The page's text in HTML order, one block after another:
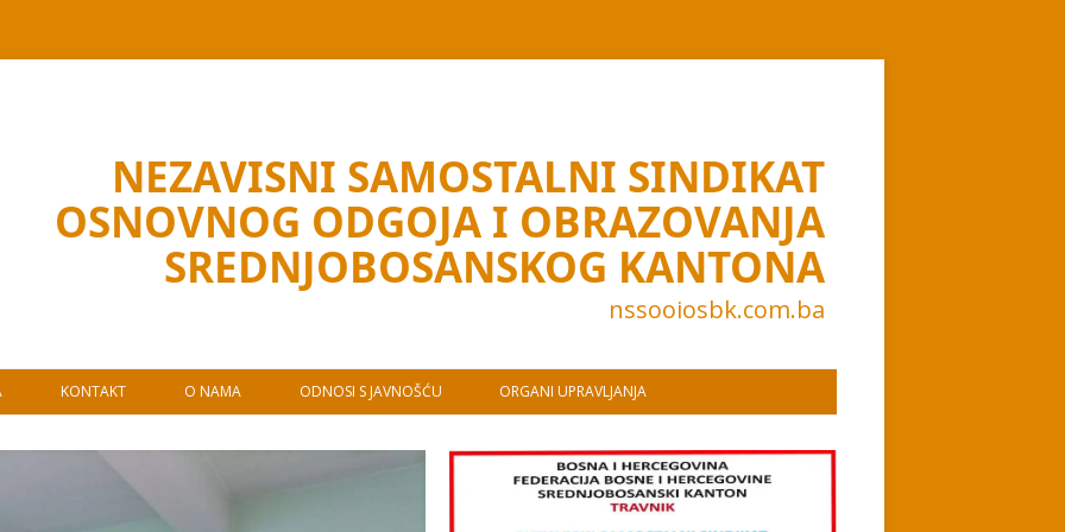
NEZAVISNI SAMOSTALNI SINDIKAT
OSNOVNOG ODGOJA I OBRAZOVANJA
SREDNJOBOSANSKOG KANTONA
nssooiosbk.com.ba
KONTAKT O NAMA ODNOSI S JAVNOŠĆU ORGANI UPRAVLJANJA